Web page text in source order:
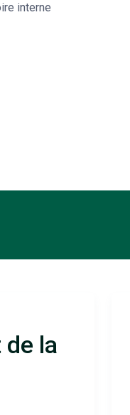
interne
la